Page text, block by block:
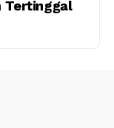
Tertinggal